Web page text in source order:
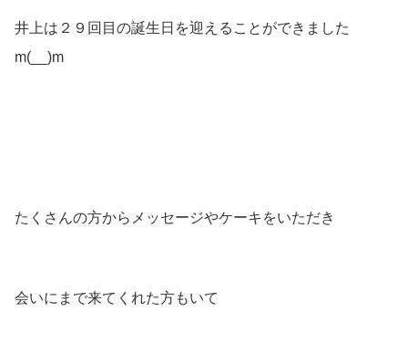
井上は２９回目の誕生日を迎えることができました
m(__)m
たくさんの方からメッセージやケーキをいただき
会いにまで来てくれた方もいて